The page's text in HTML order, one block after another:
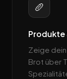
🥖
Zeige
Brot über